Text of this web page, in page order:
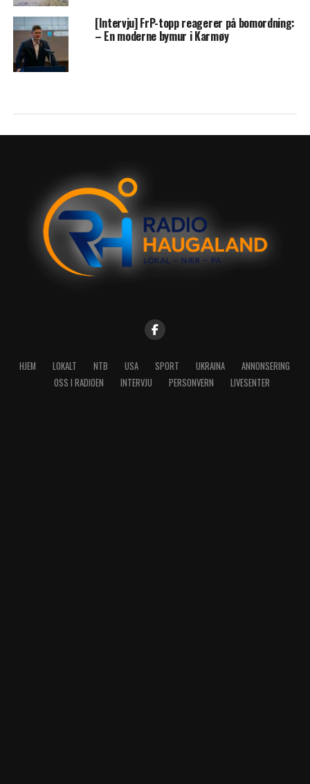
[Intervju] FrP-topp reagerer på bomordning:
– En moderne bymur i Karmøy
HJEM LOKALT NTB USA SPORT UKRAINA
ANNONSERING
OSS I RADIOEN
INTERVJU PERSONVERN LIVESENTER